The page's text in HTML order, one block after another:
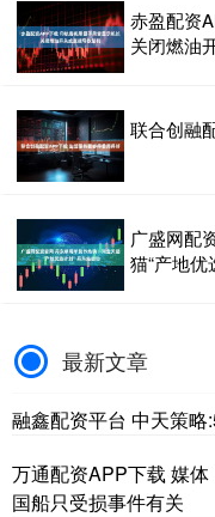
赤盈配资
关闭燃油
联合创融
广盛网配
猫“产地优
最新文章
融鑫配资平台 中天策
万通配资APP下载 媒
国船只受损事件有关